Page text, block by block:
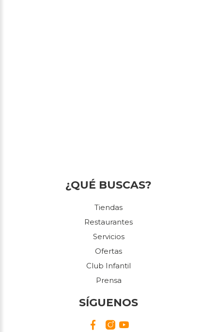
¿QUÉ BUSCAS?
Tiendas
Restaurantes
Servicios
Ofertas
Club Infantil
Prensa
SÍGUENOS